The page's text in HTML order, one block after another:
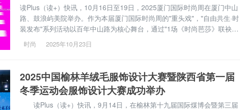
读Plus（读+）快讯，10月16日至19日，2025厦门国际时尚周在厦门中山
路、鼓浪屿美院举办。作为本届厦门国际时尚周的"重头戏"，"自由共生·时
装发布"系列活动以百年中山路为核心舞台，通过"1场《时尚芭莎》联袂开
幕秀+10场品牌发布秀+1场侨文化时尚秀&...
时尚 2025年10月23日
2025中国榆林羊绒毛服饰设计大赛暨陕西省第一届
冬季运动会服饰设计大赛成功举办
读Plus（读+）快讯，9月14日，在榆林第十九届国际煤博会暨第三届